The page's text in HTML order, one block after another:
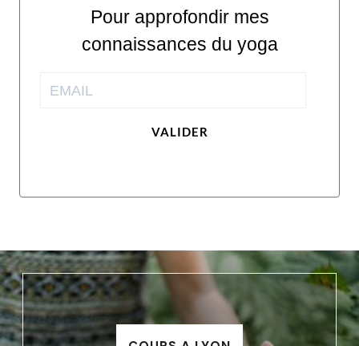
Pour approfondir mes
connaissances du yoga
VALIDER